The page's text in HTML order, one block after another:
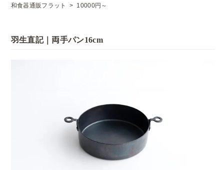
和食器通販フラット
> 10000円～
羽生直記｜両手パン16cm